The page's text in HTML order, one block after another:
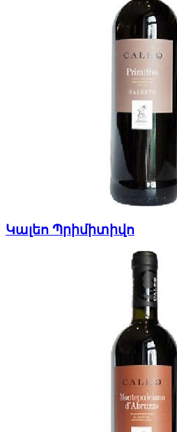
Կալեո Պրիմիտիվո